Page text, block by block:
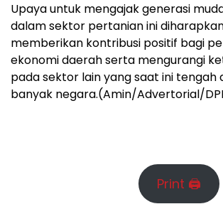
Upaya untuk mengajak generasi
dalam sektor pertanian ini
memberikan kontribusi positif bagi
ekonomi daerah serta mengurangi
pada sektor lain yang saat ini tengah
banyak negara.(Amin/Advertorial/
Print 🖨